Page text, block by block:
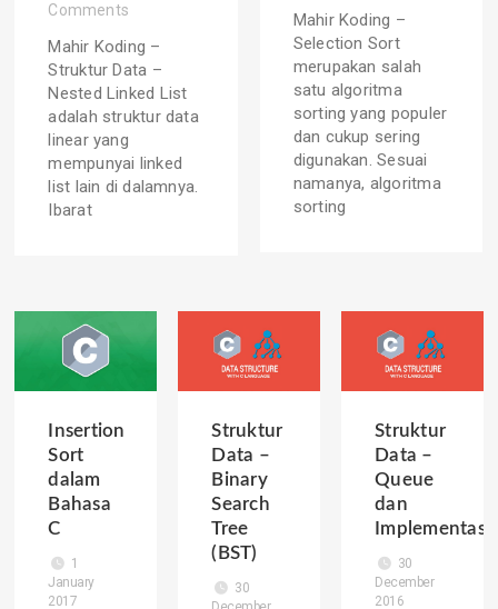
Comments
Mahir Koding –
Struktur Data –
Nested Linked List
adalah struktur data
linear yang
mempunyai linked
list lain di dalamnya.
Ibarat
Mahir Koding –
Selection Sort
merupakan salah
satu algoritma
sorting yang populer
dan cukup sering
digunakan. Sesuai
namanya, algoritma
sorting
Insertion
Sort
dalam
Bahasa
C
1
January
2017
Struktur
Data –
Binary
Search
Tree
(BST)
30
Struktur
Data –
Queue
dan
30
December
2016